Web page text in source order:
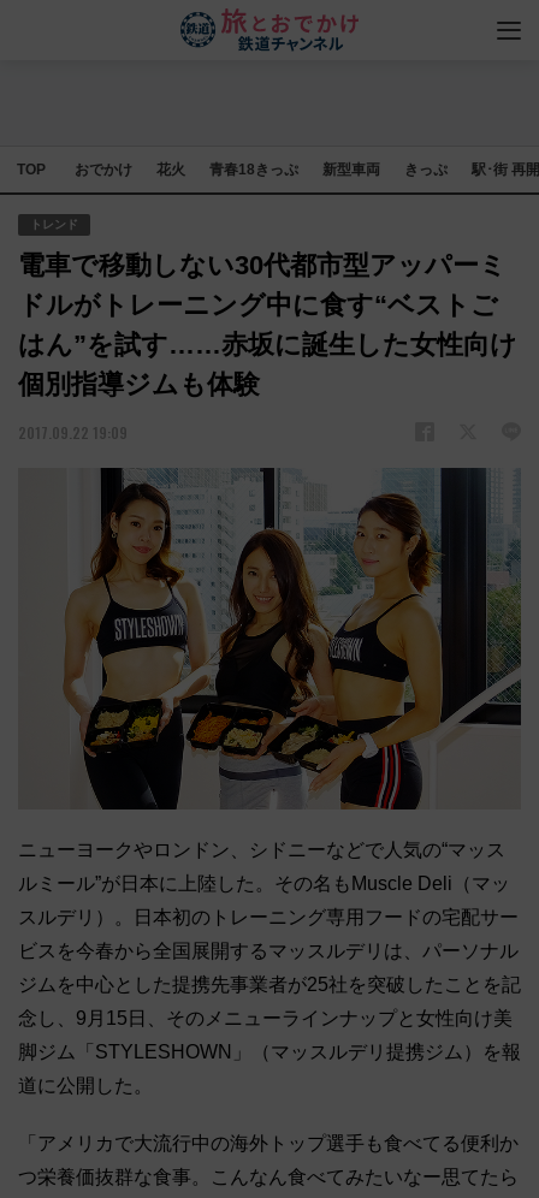
TOP おでかけ 花火 青春18きっぷ 新型車両 きっぷ 駅･街 再
トレンド
電車で移動しない30代都市型アッパーミ
ドルがトレーニング中に食す“ベストご
はん”を試す……赤坂に誕生した女性向け
個別指導ジムも体験
2017.09.22 19:09
ニューヨークやロンドン、シドニーなどで人気の“マッス
ルミール”が日本に上陸した。その名もMuscle Deli（マッ
スルデリ）。日本初のトレーニング専用フードの宅配サー
ビスを今春から全国展開するマッスルデリは、パーソナル
ジムを中心とした提携先事業者が25社を突破したことを記
念し、9月15日、そのメニューラインナップと女性向け美
脚ジム「STYLESHOWN」（マッスルデリ提携ジム）を報
道に公開した。
「アメリカで大流行中の海外トップ選手も食べてる便利か
つ栄養価抜群な食事。こんなん食べてみたいなー思てたら